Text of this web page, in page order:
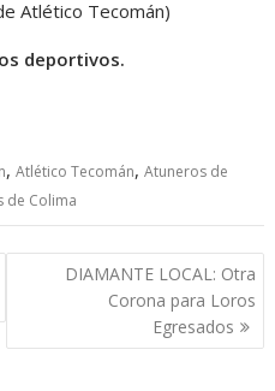
Atlético Tecomán)
deportivos.
,Atlético Tecomán,Atuneros de
de Colima
DIAMANTE LOCAL: Otra
Corona para Loros
Egresados